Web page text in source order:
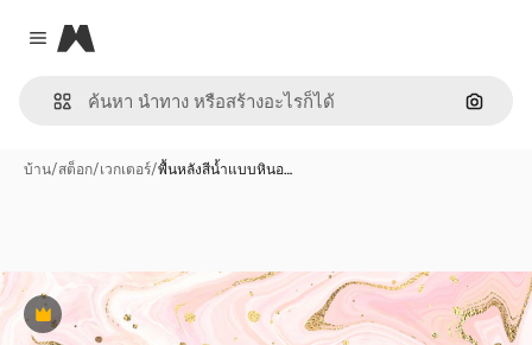
Close menu
Magnific
ค้นหา
บ้าน/สต็อก/เวกเตอร์/พื้นหลังสีน้ำแบบหินอ…
พรีเมี่ยม